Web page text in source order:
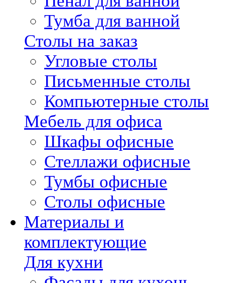
Тумба для ванной
Столы на заказ
Угловые столы
Письменные столы
Компьютерные столы
Мебель для офиса
Шкафы офисные
Стеллажи офисные
Тумбы офисные
Столы офисные
Материалы и
комплектующие
Для кухни